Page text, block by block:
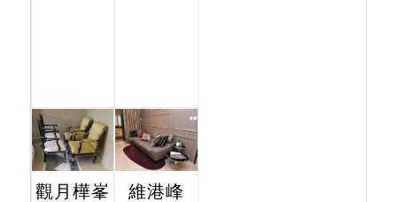
觀月樺峯 維港峰